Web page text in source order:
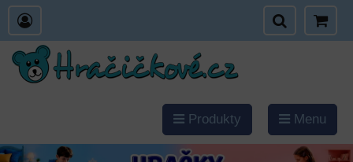
Produkty Menu